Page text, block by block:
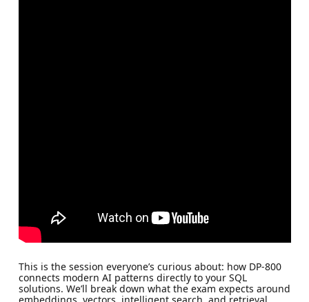
This is the session everyone’s curious about: how DP-800
connects modern AI patterns directly to your SQL
solutions. We’ll break down what the exam expects around
embeddings, vectors, intelligent search, and retrieval